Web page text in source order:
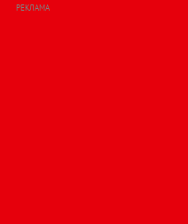
РЕКЛАМА